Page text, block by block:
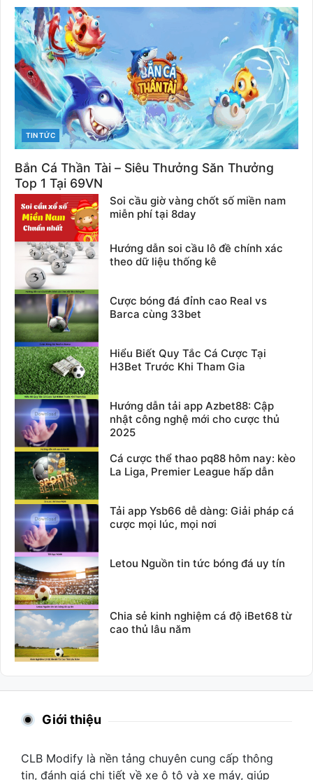
CATEGORIES
TIN TỨC
Bắn Cá Thần Tài – Siêu Thưởng Săn Thưởng
Top 1 Tại 69VN
Soi cầu giờ vàng chốt số miền nam
miễn phí tại 8day
Hướng dẫn soi cầu lô đề chính xác
theo dữ liệu thống kê
Cược bóng đá đỉnh cao Real vs
Barca cùng 33bet
Hiểu Biết Quy Tắc Cá Cược Tại
H3Bet Trước Khi Tham Gia
Hướng dẫn tải app Azbet88: Cập
nhật công nghệ mới cho cược thủ
2025
Cá cược thể thao pq88 hôm nay: kèo
La Liga, Premier League hấp dẫn
Tải app Ysb66 dễ dàng: Giải pháp cá
cược mọi lúc, mọi nơi
Letou Nguồn tin tức bóng đá uy tín
Chia sẻ kinh nghiệm cá độ iBet68 từ
cao thủ lâu năm
Giới thiệu
CLB Modify là nền tảng chuyên cung cấp thông
tin, đánh giá chi tiết về xe ô tô và xe máy, giúp